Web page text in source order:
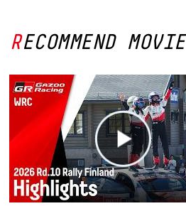
RECOMMEND MOVIE